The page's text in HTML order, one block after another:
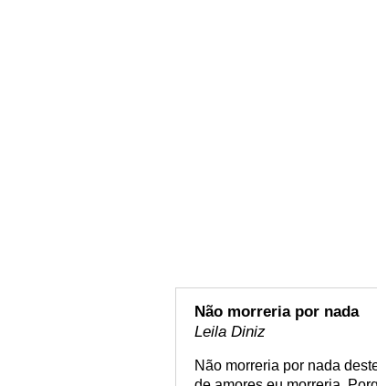
Não morreria por nada
Leila Diniz
Não morreria por nada